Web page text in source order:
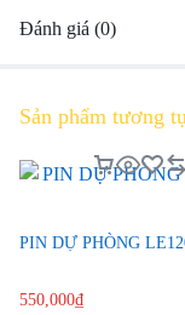
Đánh giá (0)
Sản phẩm tương
PIN DỰ PHÒNG
550,000₫